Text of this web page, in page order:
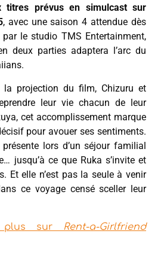
titres prévus en simulcast sur
, avec une saison 4 attendue dès
le studio TMS Entertainment,
deux parties adaptera l’arc du
la projection du film, Chizuru et
leur vie chacun de leur
cet accomplissement marque
pour avouer ses sentiments.
présente lors d’un séjour familial
jusqu’à ce que Ruka s’invite et
Et elle n’est pas la seule à venir
ce voyage censé sceller leur
plus sur Rent-a-Girlfriend